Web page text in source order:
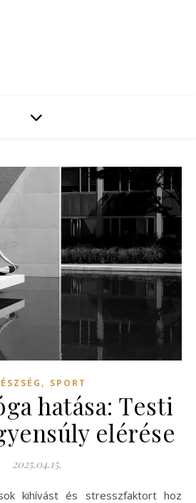
, SPORT
hatása: Testi
elérése
2025.04.15.